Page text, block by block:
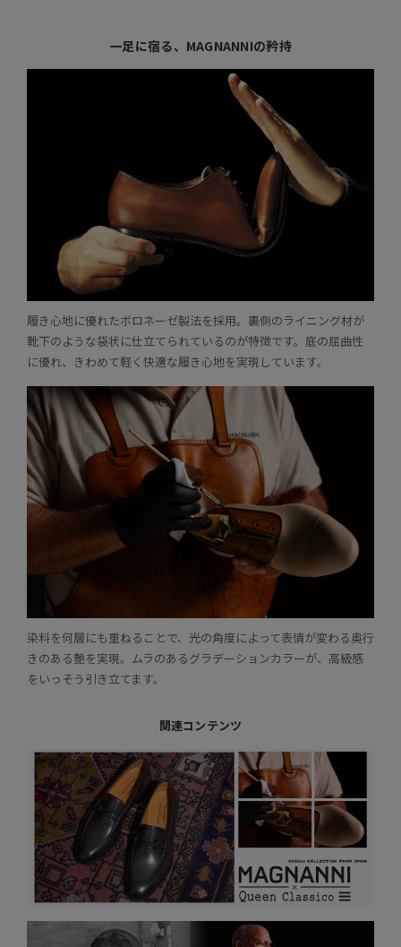
一足に宿る、MAGNANNIの矜持
履き心地に優れたボロネーゼ製法を採用。裏側のライニング材が
靴下のような袋状に仕立てられているのが特徴です。底の屈曲性
に優れ、きわめて軽く快適な履き心地を実現しています。
染料を何層にも重ねることで、光の角度によって表情が変わる奥行
きのある艶を実現。ムラのあるグラデーションカラーが、高級感
をいっそう引き立てます。
関連コンテンツ